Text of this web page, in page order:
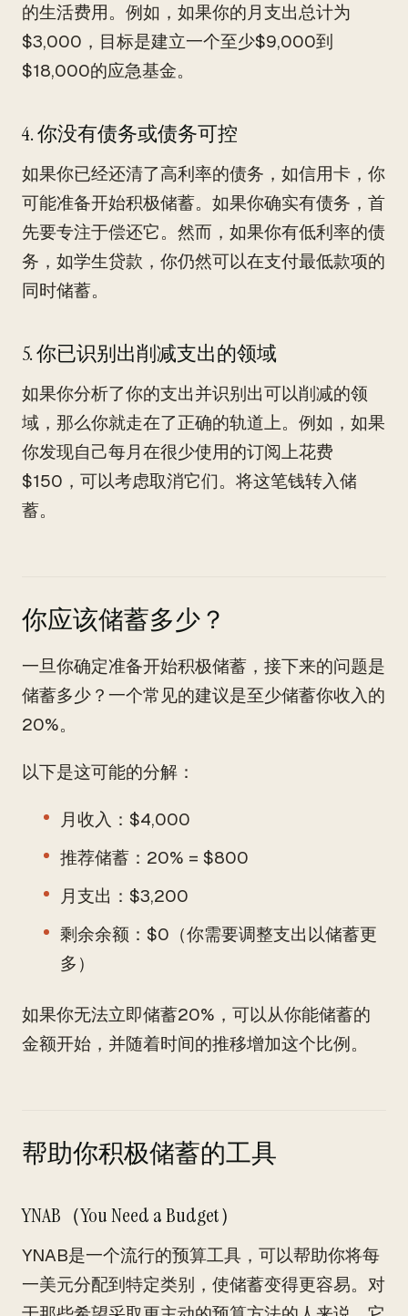
的生活费用。例如，如果你的月支出总计为
$3,000，目标是建立一个至少$9,000到
$18,000的应急基金。
4. 你没有债务或债务可控
如果你已经还清了高利率的债务，如信用卡，你
可能准备开始积极储蓄。如果你确实有债务，首
先要专注于偿还它。然而，如果你有低利率的债
务，如学生贷款，你仍然可以在支付最低款项的
同时储蓄。
5. 你已识别出削减支出的领域
如果你分析了你的支出并识别出可以削减的领
域，那么你就走在了正确的轨道上。例如，如果
你发现自己每月在很少使用的订阅上花费
$150，可以考虑取消它们。将这笔钱转入储
蓄。
你应该储蓄多少？
一旦你确定准备开始积极储蓄，接下来的问题是
储蓄多少？一个常见的建议是至少储蓄你收入的
20%。
以下是这可能的分解：
月收入：$4,000
推荐储蓄：20% = $800
月支出：$3,200
剩余余额：$0（你需要调整支出以储蓄更
多）
如果你无法立即储蓄20%，可以从你能储蓄的
金额开始，并随着时间的推移增加这个比例。
帮助你积极储蓄的工具
YNAB（You Need a Budget）
YNAB是一个流行的预算工具，可以帮助你将每
一美元分配到特定类别，使储蓄变得更容易。对